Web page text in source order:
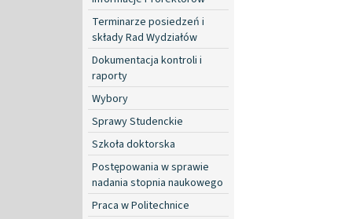
Terminarze posiedzeń i
składy Rad Wydziałów
Dokumentacja kontroli i
raporty
Wybory
Sprawy Studenckie
Szkoła doktorska
Postępowania w sprawie
nadania stopnia naukowego
Praca w Politechnice